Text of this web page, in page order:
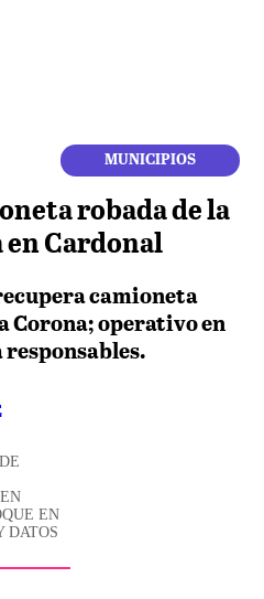
MUNICIPIOS
robada de la
en Cardonal
camioneta
Corona; operativo en
responsables.
EN
DATOS